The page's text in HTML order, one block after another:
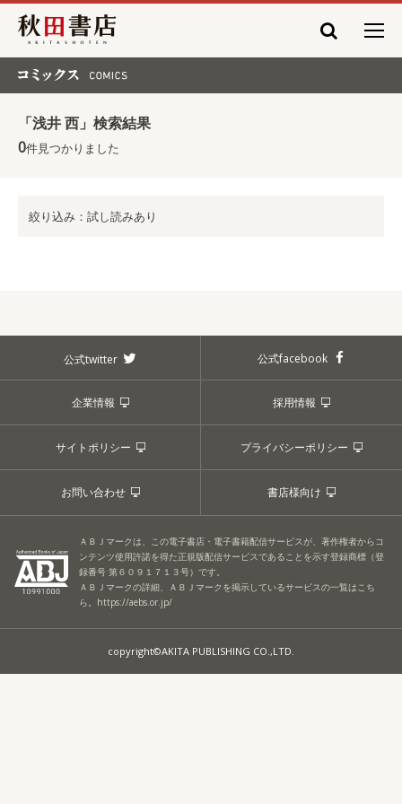
秋田書店
「浅井 西」検索結果
0件見つかりました
絞り込み：試し読みあり
公式twitter 公式facebook
企業情報 採用情報
サイトポリシー プライバシーポリシー
お問い合わせ 書店様向け
ＡＢＪマークは、この電子書店・電子書籍配信サービスが、著作権者からコ
ンテンツ使用許諾を得た正規版配信サービスであることを示す登録商標（登
録番号 第６０９１７１３号）です。
ＡＢＪマークの詳細、ＡＢＪマークを掲示しているサービスの一覧はこち
ら。 https://aebs.or.jp/
copyright©AKITA PUBLISHING CO.,LTD.